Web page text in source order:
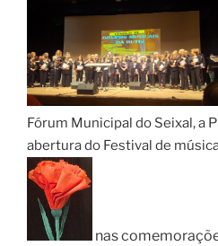
Fórum Municipal do Seixal, a
abertura do Festival de
nas